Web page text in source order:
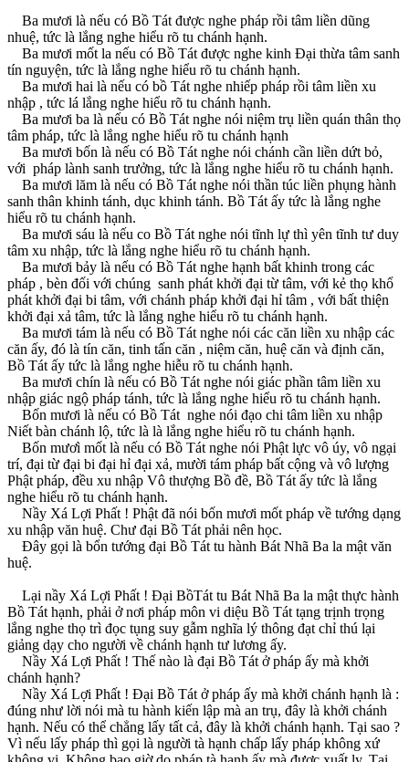
Ba mươi là nếu có Bồ Tát được nghe pháp rồi tâm liền dũng
nhuệ, tức là lắng nghe hiểu rõ tu chánh hạnh.
Ba mươi mốt la nếu có Bồ Tát được nghe kinh Ðại thừa tâm sanh
tín nguyện, tức là lắng nghe hiểu rõ tu chánh hạnh.
Ba mươi hai là nếu có bồ Tát nghe nhiếp pháp rồi tâm liền xu
nhập , tức lá lắng nghe hiểu rõ tu chánh hạnh.
Ba mươi ba là nếu có Bồ Tát nghe nói niệm trụ liền quán thân thọ
tâm pháp, tức là lắng nghe hiểu rõ tu chánh hạnh
Ba mươi bốn là nếu có Bồ Tát nghe nói chánh cần liền dứt bỏ,
với pháp lành sanh trưởng, tức là lắng nghe hiểu rõ tu chánh hạnh.
Ba mươi lăm là nếu có Bồ Tát nghe nói thần túc liền phụng hành
sanh thân khinh tánh, dục khinh tánh. Bồ Tát ấy tức là lắng nghe
hiểu rõ tu chánh hạnh.
Ba mươi sáu là nếu co Bồ Tát nghe nói tĩnh lự thì yên tĩnh tư duy
tâm xu nhập, tức là lắng nghe hiểu rõ tu chánh hạnh.
Ba mươi bảy là nếu có Bồ Tát nghe hạnh bất khinh trong các
pháp , bèn đối với chúng sanh phát khởi đại từ tâm, với kẻ thọ khổ
phát khởi đại bi tâm, với chánh pháp khởi đại hỉ tâm , với bất thiện
khởi đại xả tâm, tức là lắng nghe hiểu rõ tu chánh hạnh.
Ba mươi tám là nếu có Bồ Tát nghe nói các căn liền xu nhập các
căn ấy, đó là tín căn, tinh tấn căn , niệm căn, huệ căn và định căn,
Bồ Tát ấy tức là lắng nghe hiễu rõ tu chánh hạnh.
Ba mươi chín là nếu có Bồ Tát nghe nói giác phần tâm liền xu
nhập giác ngộ pháp tánh, tức là lắng nghe hiểu rõ tu chánh hạnh.
Bốn mươi là nếu có Bồ Tát nghe nói đạo chi tâm liền xu nhập
Niết bàn chánh lộ, tức là là lắng nghe hiểu rõ tu chánh hạnh.
Bốn mươì mốt là nếu có Bồ Tát nghe nói Phật lực vô úy, vô ngại
trí, đại từ đại bi đại hỉ đại xả, mười tám pháp bất cộng và vô lượng
Phật pháp, đều xu nhập Vô thượng Bồ đề, Bồ Tát ấy tức là lắng
nghe hiểu rõ tu chánh hạnh.
Nầy Xá Lợi Phất ! Phật đã nói bốn mươi mốt pháp về tướng dạng
xu nhập văn huệ. Chư đại Bồ Tát phải nên học.
Ðây gọi là bổn tướng đại Bồ Tát tu hành Bát Nhã Ba la mật văn
huệ.
Lại nầy Xá Lợi Phất ! Ðại BồTát tu Bát Nhã Ba la mật thực hành
Bồ Tát hạnh, phải ở nơi pháp môn vi diệu Bồ Tát tạng trịnh trọng
lắng nghe thọ trì đọc tụng suy gẫm nghĩa lý thông đạt chỉ thú lại
giảng dạy cho người về chánh hạnh tư lương ấy.
Nầy Xá Lợi Phất ! Thế nào là đại Bồ Tát ở pháp ấy mà khởi
chánh hạnh?
Nầy Xá Lợi Phất ! Ðại Bồ Tát ở pháp ấy mà khởi chánh hạnh là :
đúng như lời nói mà tu hành kiến lập mà an trụ, đây là khởi chánh
hạnh. Nếu có thể chẳng lấy tất cả, đây là khởi chánh hạnh. Tại sao ?
Vì nếu lấy pháp thì gọi là người tà hạnh chấp lấy pháp không xứ